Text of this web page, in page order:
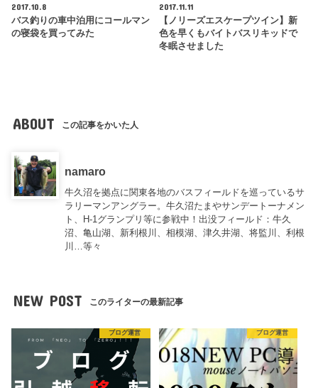
2017.10.8
バス釣りの車中泊用にコールマン
の寝袋を買ってみた
2017.11.11
【ノリーズエスケープツイン】新
色を早くもバイトバスリキッドで
冬眠させました
ABOUT この記事をかいた人
namaro
牛久沼を拠点に関東各地のバスフィールドを巡っているサ
ラリーマンアングラー。牛久沼たまやサンデートーナメン
ト、H-1グランプリ等に参戦中！出没フィールド：牛久
沼、亀山湖、新利根川、相模湖、津久井湖、将監川、利根
川…等々
NEW POST このライターの最新記事
ブログ運営 ブログ運営